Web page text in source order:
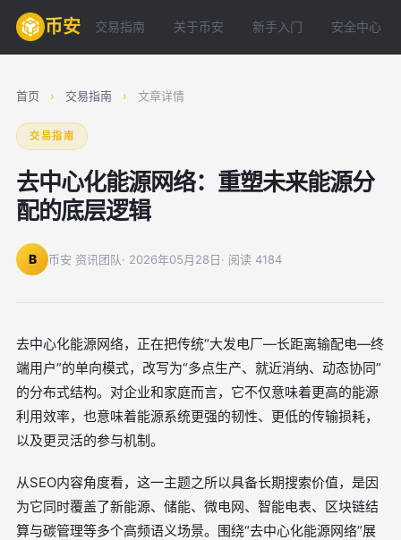
币安 交易指南 关于币安 新手入门 安全中心
首页 › 交易指南 › 文章详情
交易指南
去中心化能源网络：重塑未来能源分
配的底层逻辑
B 币安 资讯团队· 2026年05月28日· 阅读 4184
去中心化能源网络，正在把传统“大发电厂—长距离输配电—终
端用户”的单向模式，改写为“多点生产、就近消纳、动态协同”
的分布式结构。对企业和家庭而言，它不仅意味着更高的能源
利用效率，也意味着能源系统更强的韧性、更低的传输损耗，
以及更灵活的参与机制。
从SEO内容角度看，这一主题之所以具备长期搜索价值，是因
为它同时覆盖了新能源、储能、微电网、智能电表、区块链结
算与碳管理等多个高频语义场景。围绕“去中心化能源网络”展